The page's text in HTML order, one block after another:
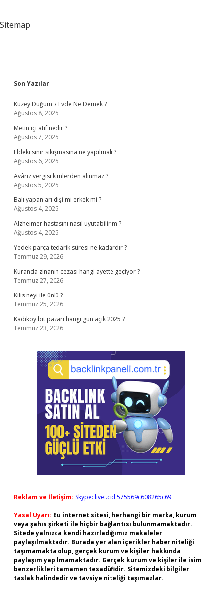
Sitemap
Sidebar
Son Yazılar
Kuzey Düğüm 7 Evde Ne Demek ?
Ağustos 8, 2026
Metin içi atıf nedir ?
Ağustos 7, 2026
Eldeki sinir sıkışmasına ne yapılmalı ?
Ağustos 6, 2026
Avârız vergisi kimlerden alınmaz ?
Ağustos 5, 2026
Balı yapan arı dişi mi erkek mi ?
Ağustos 4, 2026
Alzheimer hastasını nasıl uyutabilirim ?
Ağustos 4, 2026
Yedek parça tedarik süresi ne kadardır ?
Temmuz 29, 2026
Kuranda zinanın cezası hangi ayette geçiyor ?
Temmuz 27, 2026
Kilis neyi ile ünlü ?
Temmuz 25, 2026
Kadıköy bit pazarı hangi gün açık 2025 ?
Temmuz 23, 2026
Reklam ve İletişim: Skype: live:.cid.575569c608265c69
Yasal Uyarı: Bu internet sitesi, herhangi bir marka, kurum
veya şahıs şirketi ile hiçbir bağlantısı bulunmamaktadır.
Sitede yalnızca kendi hazırladığımız makaleler
paylaşılmaktadır. Burada yer alan içerikler haber niteliği
taşımamakta olup, gerçek kurum ve kişiler hakkında
paylaşım yapılmamaktadır. Gerçek kurum ve kişiler ile isim
benzerlikleri tamamen tesadüfidir. Sitemizdeki bilgiler
taslak halindedir ve tavsiye niteliği taşımazlar.